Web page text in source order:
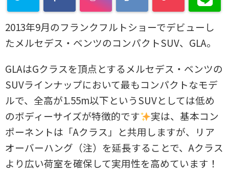
2013年9月のフランクフルトショーでデビューし
たメルセデス・ベンツのコンパクトSUV、GLA。
GLAはGクラスを頂点とするメルセデス・ベンツの
SUVラインナップにおいて最もコンパクトなモデ
ルで、全高が1.55m以下というSUVとしては低め
のボディーサイズが特徴的です
実は、基本コン
ポーネントは「Aクラス」と共用しますが、リア
オーバーハング（注）を延長することで、Aクラス
より広い荷室を確保して実用性を高めています！